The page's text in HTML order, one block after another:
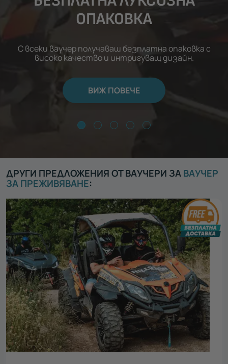
ОПАКОВКА
С всеки ваучер получаваш безплатна опаковка с
високо качество и интригуващ дизайн.
ВИЖ ПОВЕЧЕ
ДРУГИ ПРЕДЛОЖЕНИЯ ОТ ВАУЧЕРИ ЗА ВАУЧЕР
ЗА ПРЕЖИВЯВАНЕ: